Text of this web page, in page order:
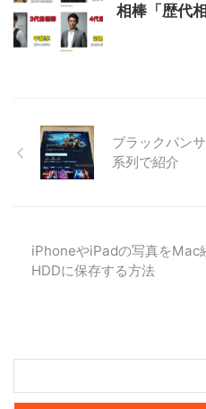
相棒「歴代
ブラックパン
系列で紹介
iPhoneやiPadの写真をMac
HDDに保存する方法